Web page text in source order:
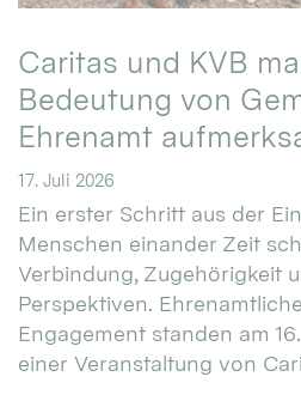
Caritas und KVB
Bedeutung von
Ehrenamt
17. Juli 2026
Ein erster Schritt aus der
Menschen einander Zeit
Verbindung, Zugehörigkeit
Perspektiven.
Engagement standen am
einer Veranstaltung von